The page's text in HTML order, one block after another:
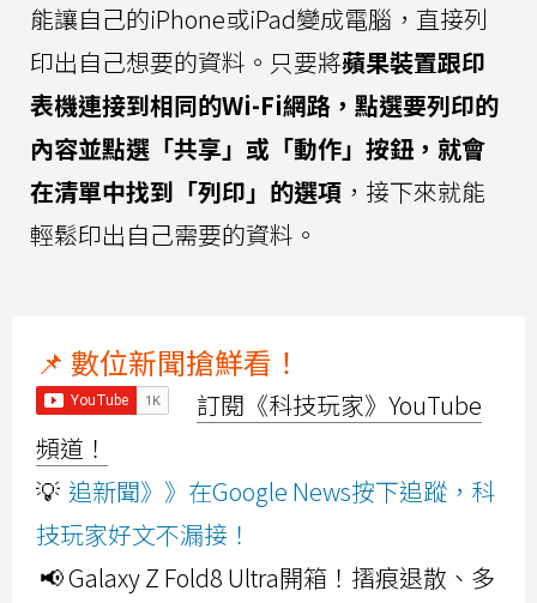
能讓自己的iPhone或iPad變成電腦，直接列
印出自己想要的資料。只要將蘋果裝置跟印
表機連接到相同的Wi-Fi網路，點選要列印的
內容並點選「共享」或「動作」按鈕，就會
在清單中找到「列印」的選項 ，接下來就能
輕鬆印出自己需要的資料。
📌 數位新聞搶鮮看！
訂閱《科技玩家》YouTube
頻道！
💡 追新聞》》在Google News按下追蹤，科
技玩家好文不漏接！
📢 Galaxy Z Fold8 Ultra開箱！摺痕退散、多